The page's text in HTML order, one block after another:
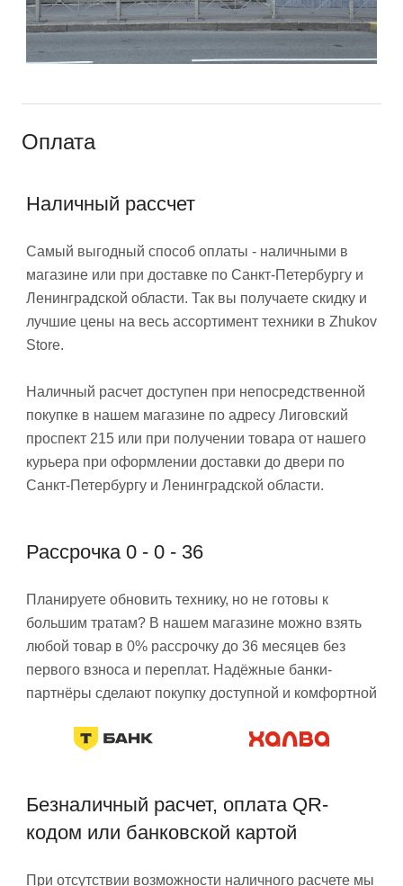
Оплата
Наличный рассчет
Самый выгодный способ оплаты - наличными в
магазине или при доставке по Санкт-Петербургу и
Ленинградской области. Так вы получаете скидку и
лучшие цены на весь ассортимент техники в Zhukov
Store.
Наличный расчет доступен при непосредственной
покупке в нашем магазине по адресу Лиговский
проспект 215 или при получении товара от нашего
курьера при оформлении доставки до двери по
Санкт-Петербургу и Ленинградской области.
Рассрочка 0 - 0 - 36
Планируете обновить технику, но не готовы к
большим тратам? В нашем магазине можно взять
любой товар в 0% рассрочку до 36 месяцев без
первого взноса и переплат. Надёжные банки-
партнёры сделают покупку доступной и комфортной
Безналичный расчет, оплата QR-
кодом или банковской картой
При отсутствии возможности наличного расчете мы